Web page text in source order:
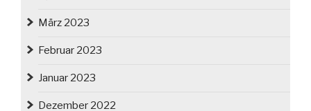
März 2023
Februar 2023
Januar 2023
Dezember 2022